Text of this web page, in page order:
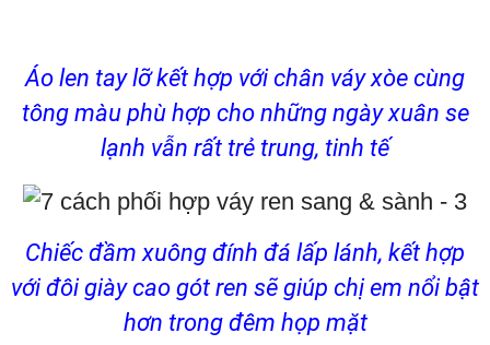
Áo len tay lỡ kết hợp với chân váy xòe cùng
tông màu phù hợp cho những ngày xuân se
lạnh vẫn rất trẻ trung, tinh tế
Chiếc đầm xuông đính đá lấp lánh, kết hợp
với đôi giày cao gót ren sẽ giúp chị em nổi bật
hơn trong đêm họp mặt